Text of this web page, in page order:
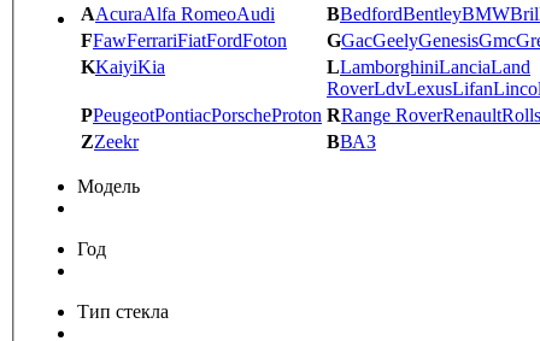
AAcuraAlfa RomeoAudi BBedfordBentleyBMW
FFawFerrariFiatFordFoton GGacGeelyGenesisGmc
KKaiyiKia LLamborghiniLanciaLand
RoverLdvLexusLifan
PPeugeotPontiacPorscheProton RRange RoverRenault
ZZeekr ВВАЗ
Модель
Год
Тип стекла